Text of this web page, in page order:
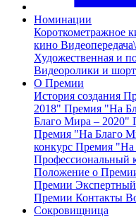
Номинации
Короткометражное
кино
Художественная и
Видеоролики и
О Премии
История создания
2018" Премия "На
Благо Мира – 2020"
Премия "На Благо
конкурс Премия "На
Профессиональный
Положение о
Премии Экспертный
Премии Контакты
Сокровищница